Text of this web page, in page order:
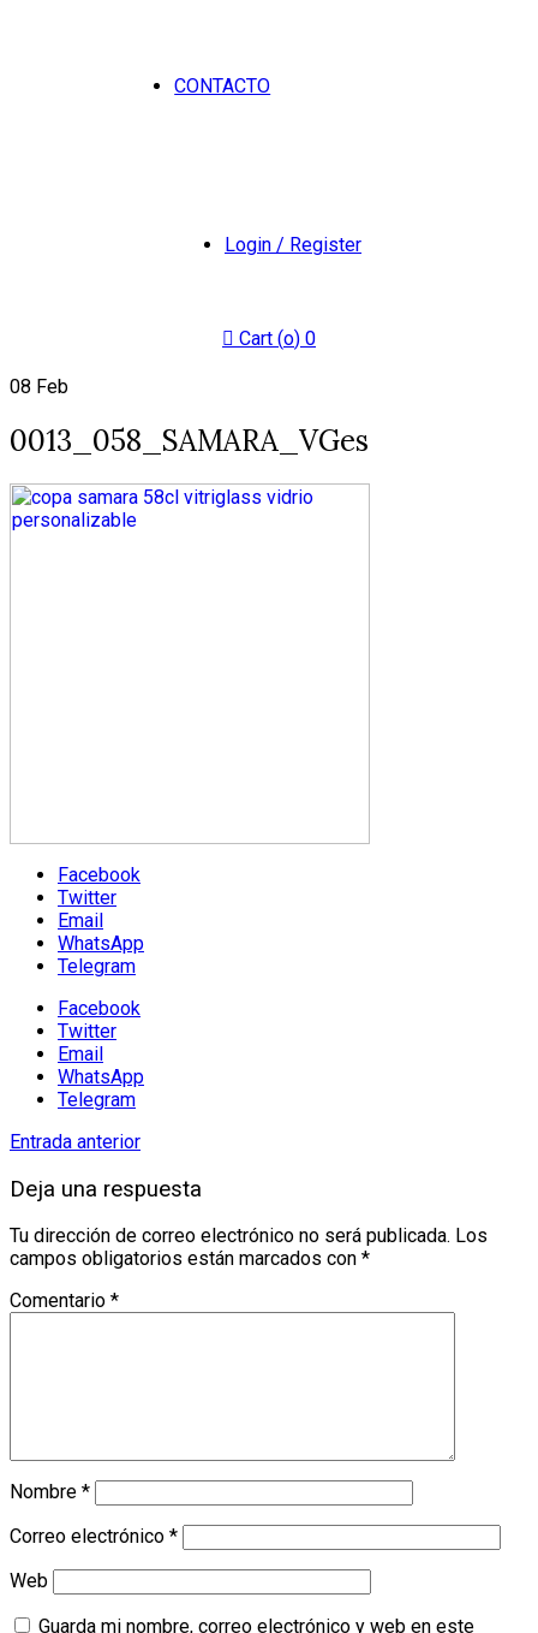
CONTACTO
Login / Register
Cart (o) 0
08 Feb
0013_058_SAMARA_VGes
Facebook
Twitter
Email
WhatsApp
Telegram
Facebook
Twitter
Email
WhatsApp
Telegram
Entrada anterior
Deja una respuesta
Tu dirección de correo electrónico no será publicada. Los
campos obligatorios están marcados con *
Comentario *
Nombre *
Correo electrónico *
Web
Guarda mi nombre, correo electrónico y web en este